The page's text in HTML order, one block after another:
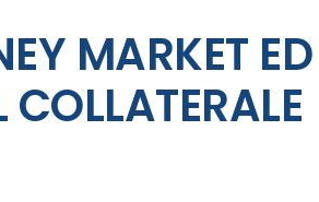
MARKET ED
COLLATERALE